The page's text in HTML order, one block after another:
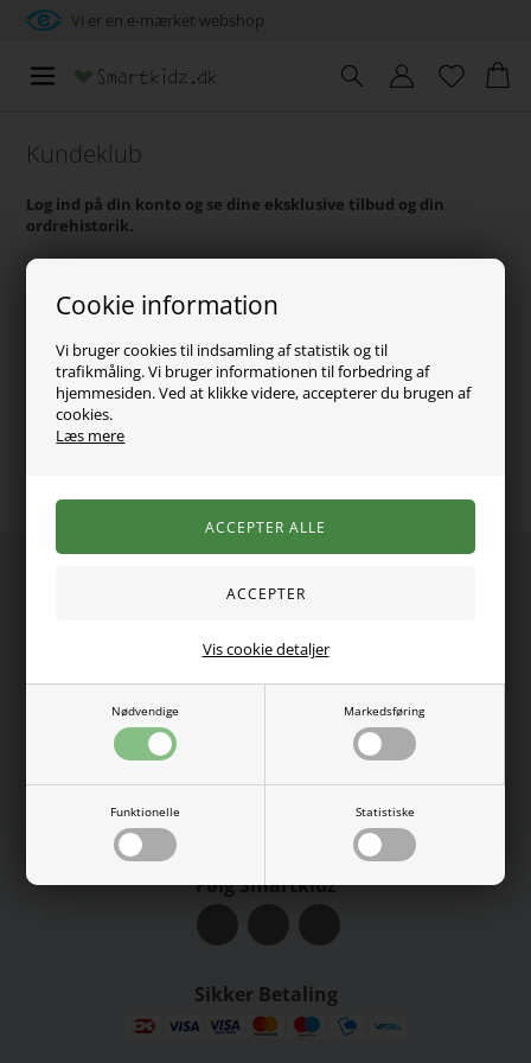
Cookie information
Vi bruger cookies til indsamling af statistik og til
trafikmåling. Vi bruger informationen til forbedring af
hjemmesiden. Ved at klikke videre, accepterer du brugen af
cookies.
Læs mere
Nødvendige Markedsføring
Funktionelle Statistiske
Vis cookie detaljer
Vi er en e-mærket webshop
Kundeklub
Log ind på din konto og se dine eksklusive tilbud og din
ordrehistorik.
Glemt password?
5330 Munkebo
CVR: 37798878
E-mail:
kundeservice@smartkidz.dk
Tlf:52116998 (Man-Fre 09.00-14.30)
Certificeringer
Følg Smartkidz
Sikker Betaling